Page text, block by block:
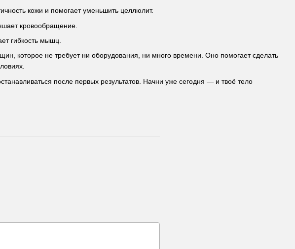
кожи и помогает уменьшить целлюлит.
кровообращение.
гибкость мышц.
которое не требует ни оборудования, ни много времени. Оно помогает сделать
после первых результатов. Начни уже сегодня — и твоё тело